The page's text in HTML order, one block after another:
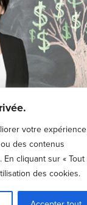
votre expérience
des contenus
cliquant sur « Tout
des cookies.